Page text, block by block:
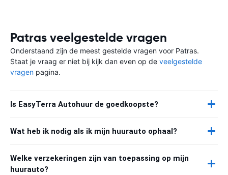
verwarring
jammer dat
Patras veelgestelde vragen
Onderstaand zijn de meest gestelde vragen voor Patras.
Staat je vraag er niet bij kijk dan even op de veelgestelde
vragen pagina.
Is EasyTerra Autohuur de goedkoopste?
Wat heb ik nodig als ik mijn huurauto ophaal?
Welke verzekeringen zijn van toepassing op mijn
huurauto?